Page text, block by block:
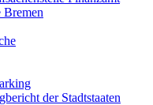
Bremen
der Stadtstaaten